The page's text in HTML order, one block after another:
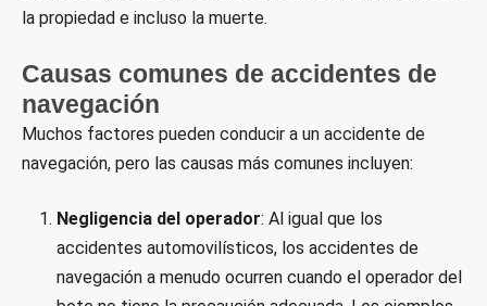
la propiedad e incluso la muerte.
Causas comunes de accidentes de
navegación
Muchos factores pueden conducir a un accidente de
navegación, pero las causas más comunes incluyen:
Negligencia del operador: Al igual que los
accidentes automovilísticos, los accidentes de
navegación a menudo ocurren cuando el operador del